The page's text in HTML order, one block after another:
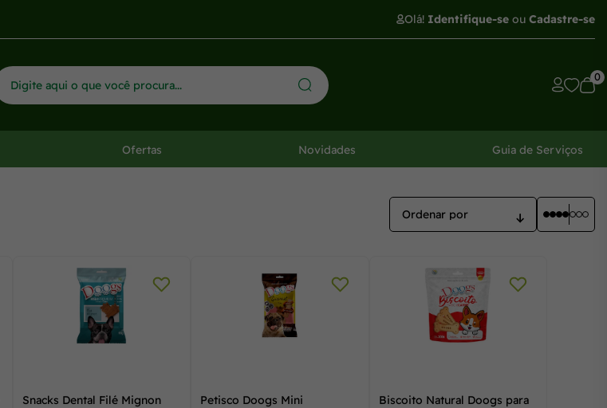
Olá! Identifique-se ou Cadastre-se
0
Ofertas Novidades Guia de Serviços
Snacks Dental Filé Mignon
Petisco Doogs Mini
Biscoito Natural Doogs para